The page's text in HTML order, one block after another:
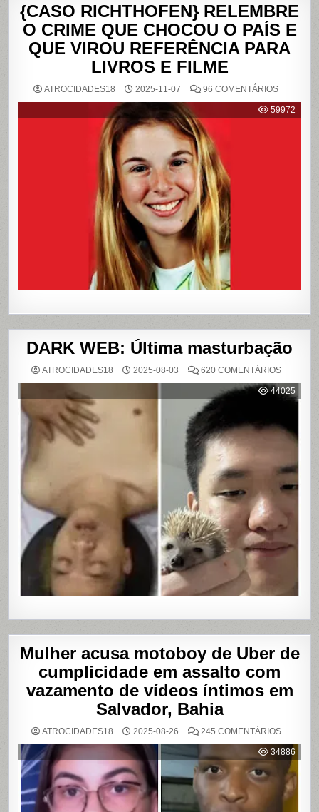
{CASO RICHTHOFEN} RELEMBRE
O CRIME QUE CHOCOU O PAÍS E
QUE VIROU REFERÊNCIA PARA
LIVROS E FILME
ATROCIDADES18 2025-11-07 96 COMENTÁRIOSEM
59972
DARK WEB: Última masturbação
ATROCIDADES18 2025-08-03 620 COMENTÁRIOSEM
WEB:
ÚLTIMA
44025
Mulher acusa motoboy de Uber de
cumplicidade em assalto com
vazamento de vídeos íntimos em
Salvador, Bahia
ATROCIDADES18 2025-08-26 245 COMENTÁRIOSEM
ACUSA
DE
UBER
DE
EM
34886